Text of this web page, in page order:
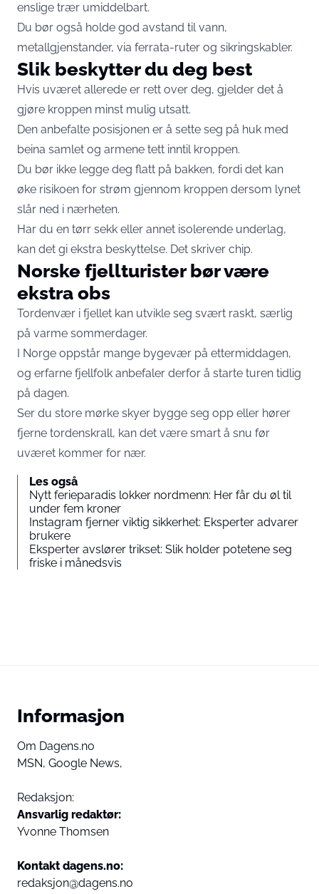
enslige trær umiddelbart.
Du bør også holde god avstand til vann,
metallgjenstander, via ferrata-ruter og sikringskabler.
Slik beskytter du deg best
Hvis uværet allerede er rett over deg, gjelder det å
gjøre kroppen minst mulig utsatt.
Den anbefalte posisjonen er å sette seg på huk med
beina samlet og armene tett inntil kroppen.
Du bør ikke legge deg flatt på bakken, fordi det kan
øke risikoen for strøm gjennom kroppen dersom lynet
slår ned i nærheten.
Har du en tørr sekk eller annet isolerende underlag,
kan det gi ekstra beskyttelse. Det skriver chip.
Norske fjellturister bør være
ekstra obs
Tordenvær i fjellet kan utvikle seg svært raskt, særlig
på varme sommerdager.
I Norge oppstår mange bygevær på ettermiddagen,
og erfarne fjellfolk anbefaler derfor å starte turen tidlig
på dagen.
Ser du store mørke skyer bygge seg opp eller hører
fjerne tordenskrall, kan det være smart å snu før
uværet kommer for nær.
Les også
Nytt ferieparadis lokker nordmenn: Her får du øl til
under fem kroner
Instagram fjerner viktig sikkerhet: Eksperter advarer
brukere
Eksperter avslører trikset: Slik holder potetene seg
friske i månedsvis
Informasjon
Om Dagens.no
MSN, Google News,
Redaksjon:
Ansvarlig redaktør:
Yvonne Thomsen
Kontakt dagens.no:
redaksjon@dagens.no